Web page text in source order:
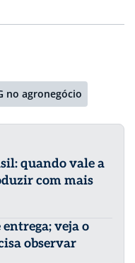
no agronegócio
quando vale a
com mais
veja o
observar